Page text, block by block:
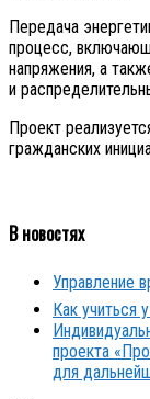
Передача
процесс,
напряжения, а
и
Проект
гражданских
В новостях
Управление
Как учиться
проекта
для